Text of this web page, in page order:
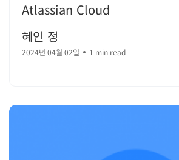
Atlassian Cloud
혜인 정
2024년 04월 02일 1 min read